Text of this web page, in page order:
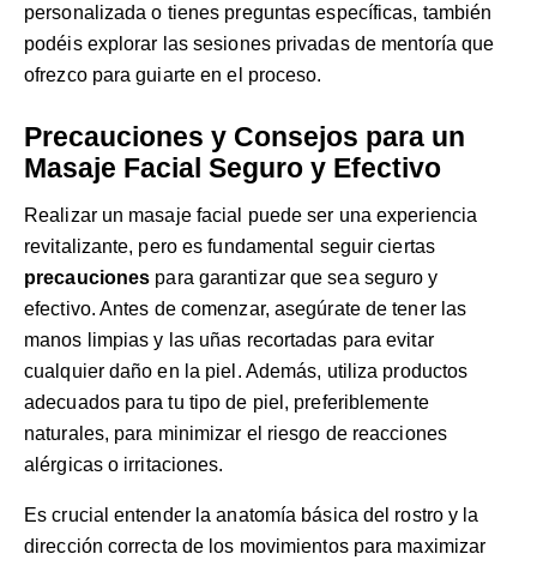
personalizada o tienes preguntas específicas, también
podéis explorar las sesiones privadas de mentoría que
ofrezco para guiarte en el proceso.
Precauciones y Consejos para un
Masaje Facial Seguro y Efectivo
Realizar un masaje facial puede ser una experiencia
revitalizante, pero es fundamental seguir ciertas
precauciones para garantizar que sea seguro y
efectivo. Antes de comenzar, asegúrate de tener las
manos limpias y las uñas recortadas para evitar
cualquier daño en la piel. Además, utiliza productos
adecuados para tu tipo de piel, preferiblemente
naturales, para minimizar el riesgo de reacciones
alérgicas o irritaciones.
Es crucial entender la anatomía básica del rostro y la
dirección correcta de los movimientos para maximizar